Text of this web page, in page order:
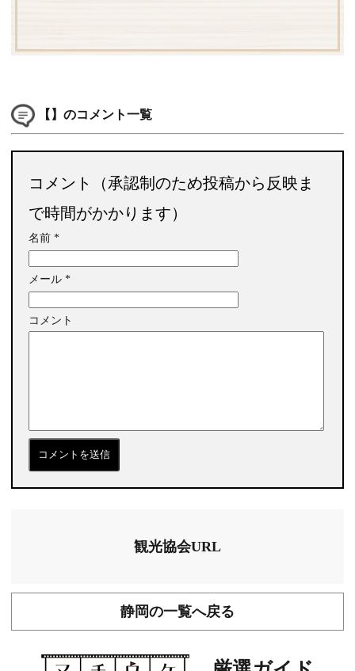
【】のコメント一覧
コメント（承認制のため投稿から反映ま
で時間がかかります）
名前 *
メール *
コメント
観光協会URL
静岡の一覧へ戻る